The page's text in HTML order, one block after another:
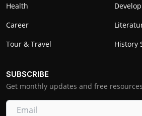
Health
Career
Tour & Travel
History
SUBSCRIBE
Get monthly updates and free